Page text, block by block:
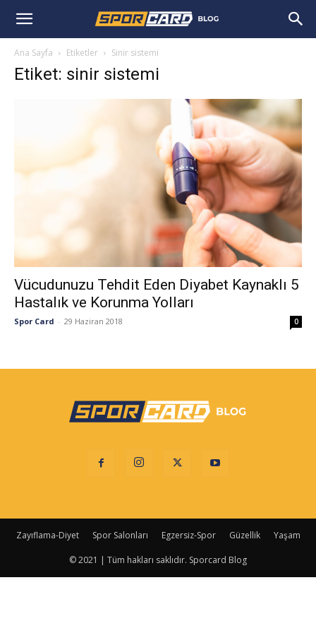
Ana Sayfa Etiketler Sinir sistemi
Etiket: sinir sistemi
Vücudunuzu Tehdit Eden Diyabet Kaynaklı 5
Hastalık ve Korunma Yolları
Spor Card - 29 Haziran 2018 0
Zayıflama-Diyet Spor Salonları Egzersiz-Spor Güzellik Yaşam
© 2021 | Tüm hakları saklıdır. Sporcard Blog